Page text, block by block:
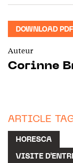
DOWNLOAD PDF
Auteur
Corinne
ARTICLE
HORESCA
VISITE